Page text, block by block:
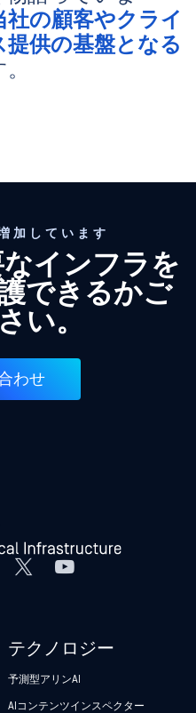
社の顧客やクライ
供の基盤となる
加しています
なインフラを
できるかご
い。
わせ
テクノロジー
予測型アリンAI
AIコンテンツインスペクター